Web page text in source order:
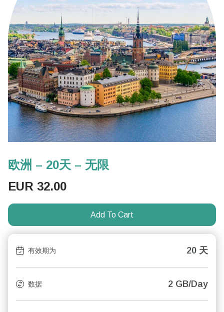
欧洲 – 20天 – 无限
EUR 32.00
Add To Cart
有效期为 20 天
数据 2 GB/Day